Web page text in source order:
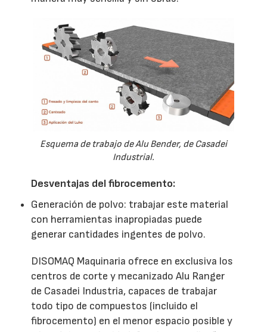
Esquema de trabajo de Alu Bender, de Casadei
Industrial.
Desventajas del fibrocemento:
Generación de polvo: trabajar este material
con herramientas inapropiadas puede
generar cantidades ingentes de polvo.
DISOMAQ Maquinaria ofrece en exclusiva los
centros de corte y mecanizado Alu Ranger
de Casadei Industria, capaces de trabajar
todo tipo de compuestos (incluido el
fibrocemento) en el menor espacio posible y